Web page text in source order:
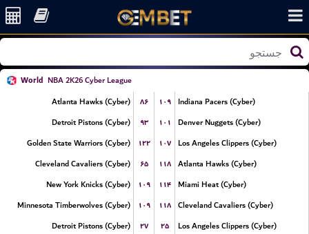
World NBA 2K26 Cyber League
Atlanta Hawks (Cyber)
۸۶ ۱۰۹
Indiana Pacers (Cyber)
Detroit Pistons (Cyber)
۹۳ ۱۰۱
Denver Nuggets (Cyber)
Golden State Warriors (Cyber)
۱۲۲ ۱۰۷
Los Angeles Clippers (Cyber)
Cleveland Cavaliers (Cyber)
۶۵ ۱۱۸ Atlanta Hawks (Cyber)
New York Knicks (Cyber)
۱۰۹ ۱۱۴
Miami Heat (Cyber)
Minnesota Timberwolves (Cyber)
۱۰۹ ۱۱۸ Cleveland Cavaliers (Cyber)
Detroit Pistons (Cyber)
۲۷ ۲۵
Los Angeles Clippers (Cyber)